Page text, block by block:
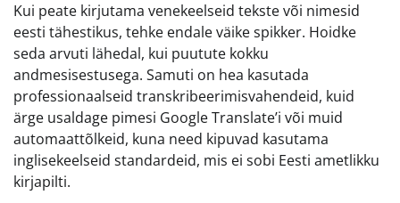
Kui peate kirjutama venekeelseid tekste või nimesid
eesti tähestikus, tehke endale väike spikker. Hoidke
seda arvuti lähedal, kui puutute kokku
andmesisestusega. Samuti on hea kasutada
professionaalseid transkribeerimisvahendeid, kuid
ärge usaldage pimesi Google Translate’i või muid
automaattõlkeid, kuna need kipuvad kasutama
inglisekeelseid standardeid, mis ei sobi Eesti ametlikku
kirjapilti.